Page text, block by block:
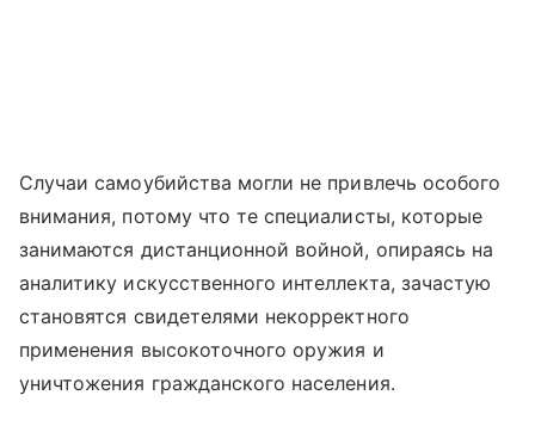
Случаи самоубийства могли не привлечь особого
внимания, потому что те специалисты, которые
занимаются дистанционной войной, опираясь на
аналитику искусственного интеллекта, зачастую
становятся свидетелями некорректного
применения высокоточного оружия и
уничтожения гражданского населения.